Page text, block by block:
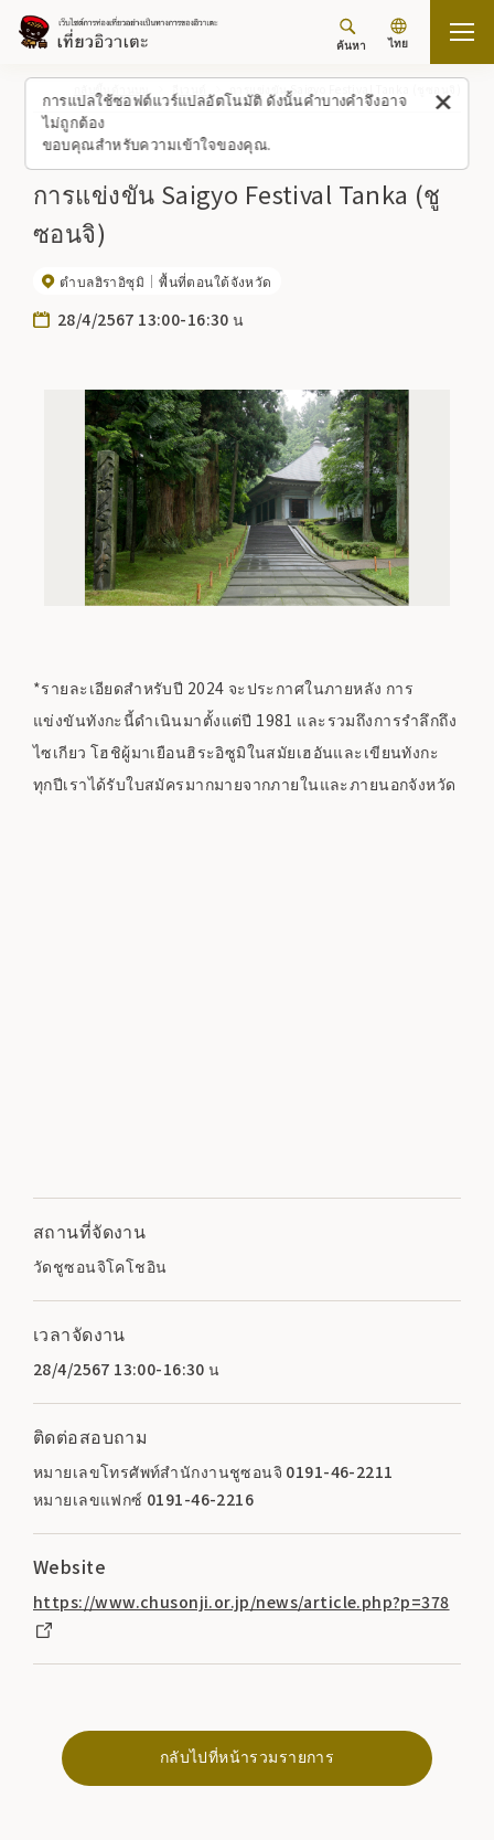
การแปลใช้ซอฟต์แวร์แปลอัตโนมัติ ดังนั้นคำบางคำจึงอาจ
ไม่ถูกต้อง
ขอบคุณสำหรับความเข้าใจของคุณ.
ค้นหา ไทย
กลับขึ้นด้านบน อีเวนต์ การแข่งขัน Saigyo Festival Tanka (ชูซอนจิ)
การแข่งขัน Saigyo Festival Tanka (ชู
ซอนจิ)
ตำบลฮิราอิซุมิ พื้นที่ตอนใต้จังหวัด
28/4/2567 13:00-16:30 น
*รายละเอียดสำหรับปี 2024 จะประกาศในภายหลัง การ
แข่งขันทังกะนี้ดำเนินมาตั้งแต่ปี 1981 และรวมถึงการรำลึกถึง
ไซเกียว โฮชิผู้มาเยือนฮิระอิซูมิในสมัยเฮอันและเขียนทังกะ
ทุกปีเราได้รับใบสมัครมากมายจากภายในและภายนอกจังหวัด
สถานที่จัดงาน
วัดชูซอนจิโคโชอิน
เวลาจัดงาน
28/4/2567 13:00-16:30 น
ติดต่อสอบถาม
หมายเลขโทรศัพท์สำนักงานชูซอนจิ 0191-46-2211
หมายเลขแฟกซ์ 0191-46-2216
Website
https://www.chusonji.or.jp/news/article.php?p=378
กลับไปที่หน้ารวมรายการ